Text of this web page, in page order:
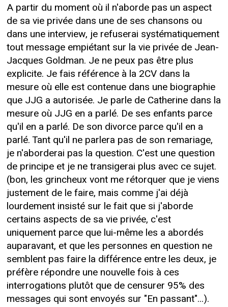
A partir du moment où il n'aborde pas un aspect
de sa vie privée dans une de ses chansons ou
dans une interview, je refuserai systématiquement
tout message empiétant sur la vie privée de Jean-
Jacques Goldman. Je ne peux pas être plus
explicite. Je fais référence à la 2CV dans la
mesure où elle est contenue dans une biographie
que JJG a autorisée. Je parle de Catherine dans la
mesure où JJG en a parlé. De ses enfants parce
qu'il en a parlé. De son divorce parce qu'il en a
parlé. Tant qu'il ne parlera pas de son remariage,
je n'aborderai pas la question. C'est une question
de principe et je ne transigerai plus avec ce sujet.
(bon, les grincheux vont me rétorquer que je viens
justement de le faire, mais comme j'ai déjà
lourdement insisté sur le fait que si j'aborde
certains aspects de sa vie privée, c'est
uniquement parce que lui-même les a abordés
auparavant, et que les personnes en question ne
semblent pas faire la différence entre les deux, je
préfère répondre une nouvelle fois à ces
interrogations plutôt que de censurer 95% des
messages qui sont envoyés sur "En passant"...).